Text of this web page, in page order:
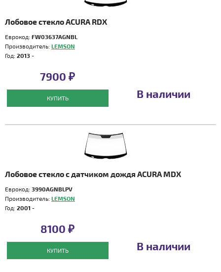
Лобовое стекло ACURA RDX
Еврокод: FW03637AGNBL
Производитель: LEMSON
Год: 2013 -
7900 ₽
КУПИТЬ В наличии
Лобовое стекло с датчиком дождя ACURA MDX
Еврокод: 3990AGNBLPV
Производитель: LEMSON
Год: 2001 -
8100 ₽
КУПИТЬ В наличии